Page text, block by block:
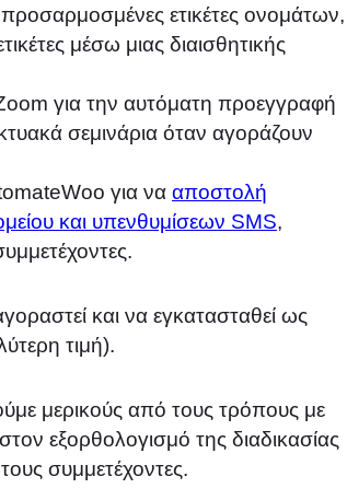
προσαρμοσμένες ετικέτες ονομάτων,
μέσω μιας διαισθητικής
για την αυτόματη προεγγραφή
σεμινάρια όταν αγοράζουν
για να αποστολή
και υπενθυμίσεων SMS,
και να εγκατασταθεί ως
τιμή).
μερικούς από τους τρόπους με
εξορθολογισμό της διαδικασίας
συμμετέχοντες.